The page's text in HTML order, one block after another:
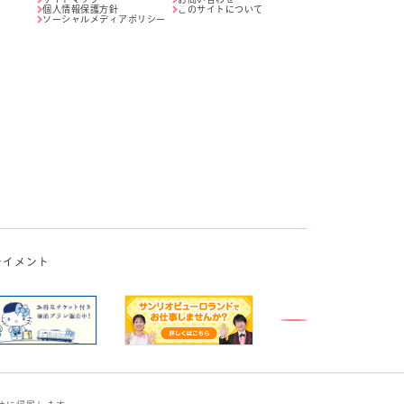
個人情報保護方針
このサイトについて
ソーシャルメディアポリシー
メント